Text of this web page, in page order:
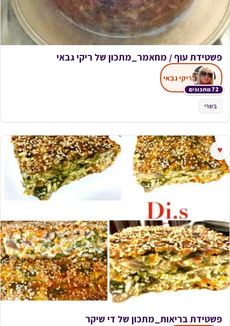
פשטידת עוף / מחאמר_מתכון של ריקי גבאי
72 מתכונים
ריקי גבאי
בשרי
♥
פשטידת בריאות_מתכון של די שיקר